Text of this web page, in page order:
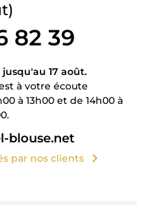
82 39
17 août.
à votre écoute
à 13h00 et de 14h00 à
blouse.net
par nos clients chevron_right